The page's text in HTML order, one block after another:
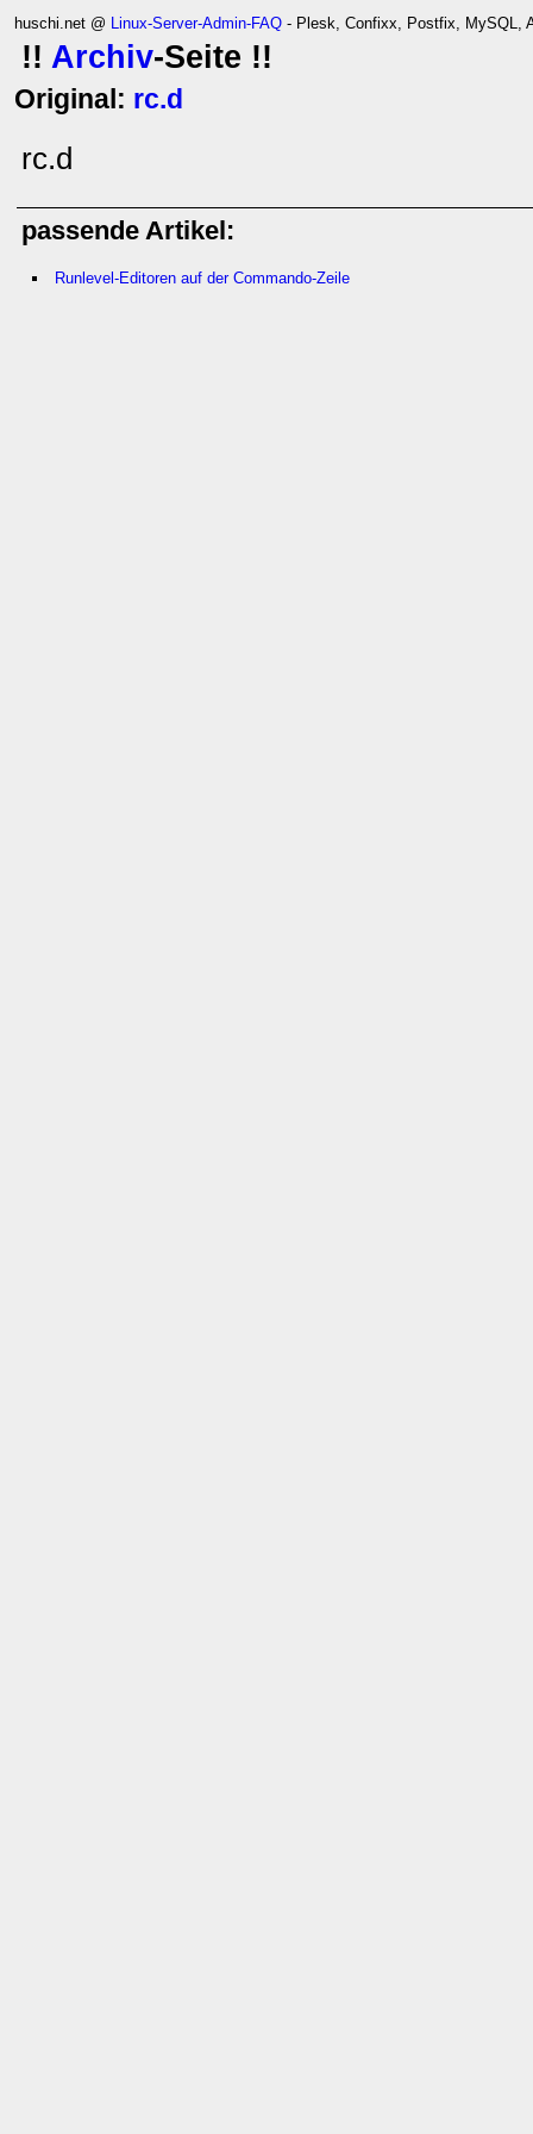
huschi.net @ Linux-Server-Admin-FAQ - Plesk, Confixx, Postfix, MySQL,
!! Archiv-Seite !!
Original: rc.d
rc.d
passende Artikel:
Runlevel-Editoren auf der Commando-Zeile